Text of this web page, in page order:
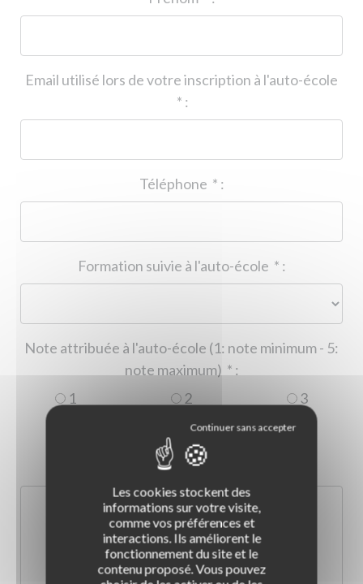
Email utilisé lors de votre inscription à l'auto-école
* :
* :
* :
Note attribuée à l'auto-école (1: note minimum - 5:
* :
1
2
3
5
Les cookies stockent des
informations sur votre visite,
comme vos préférences et
interactions. Ils améliorent le
fonctionnement du site et le
contenu proposé. Vous pouvez